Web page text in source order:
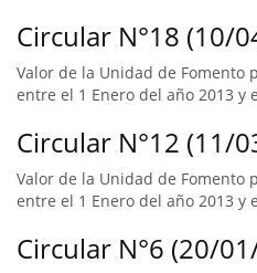
Circular N°18 (10/
Valor de la Unidad de Fomento
entre el 1 Enero del año 2013 y
Circular N°12 (11/
Valor de la Unidad de Fomento
entre el 1 Enero del año 2013 y
Circular N°6 (20/